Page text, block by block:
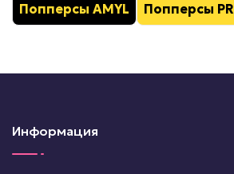
Попперсы AMYL Попперсы PR
Информация